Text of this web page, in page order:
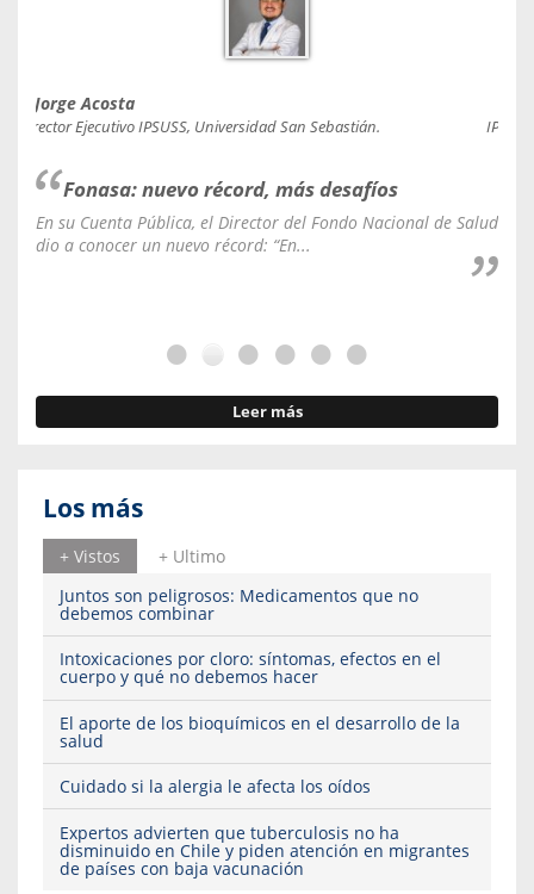
Jorge Acosta
Director Ejecutivo IPSUSS, Universidad San Sebastián.
Fonasa: nuevo récord, más desafíos
En su Cuenta Pública, el Director del Fondo Nacional de Salud
dio a conocer un nuevo récord: “En...
Leer más
Los más
+ Vistos
+ Ultimo
Juntos son peligrosos: Medicamentos que no
debemos combinar
Intoxicaciones por cloro: síntomas, efectos en el
cuerpo y qué no debemos hacer
El aporte de los bioquímicos en el desarrollo de la
salud
Cuidado si la alergia le afecta los oídos
Expertos advierten que tuberculosis no ha
disminuido en Chile y piden atención en migrantes
de países con baja vacunación